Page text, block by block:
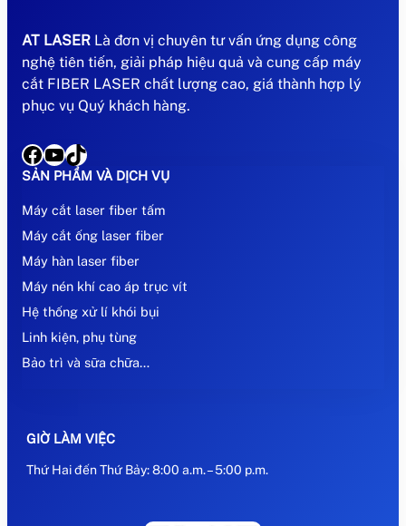
AT LASER Là đơn vị chuyên tư vấn ứng dụng công
nghệ tiên tiến, giải pháp hiệu quả và cung cấp máy
cắt FIBER LASER chất lượng cao, giá thành hợp lý
phục vụ Quý khách hàng.
Facebook YouTube TikTok
SẢN PHẨM VÀ DỊCH VỤ
Máy cắt laser fiber tấm
Máy cắt ống laser fiber
Máy hàn laser fiber
Máy nén khí cao áp trục vít
Hệ thống xử lí khói bụi
Linh kiện, phụ tùng
Bảo trì và sữa chữa…
GIỜ LÀM VIỆC
Thứ Hai đến Thứ Bảy: 8:00 a.m. – 5:00 p.m.